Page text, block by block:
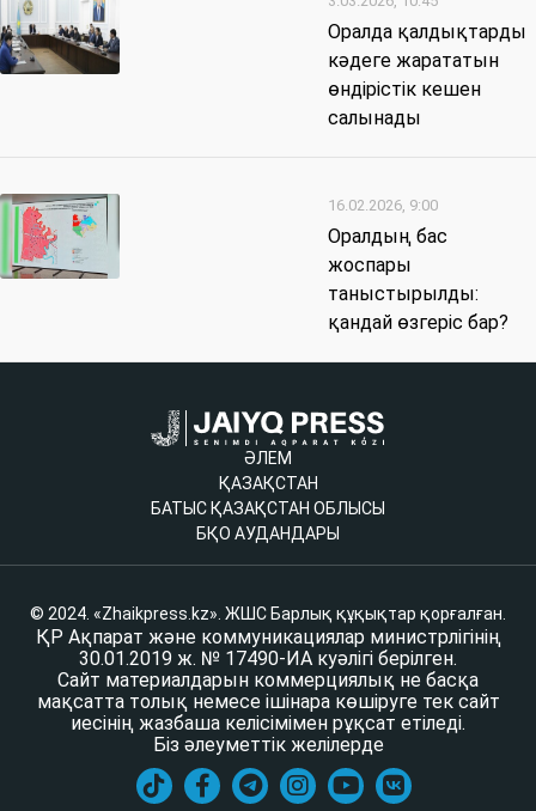
Оралда қалдықтарды
кәдеге жарататын
өндірістік кешен
салынады
16.02.2026, 9:00
Оралдың бас
жоспары
таныстырылды:
қандай өзгеріс бар?
ӘЛЕМ
ҚАЗАҚСТАН
БАТЫС ҚАЗАҚСТАН ОБЛЫСЫ
БҚО АУДАНДАРЫ
© 2024. «Zhaikpress.kz». ЖШС Барлық құқықтар қорғалған.
ҚР Ақпарат және коммуникациялар министрлігінің
30.01.2019 ж. № 17490-ИА куәлігі берілген.
Сайт материалдарын коммерциялық не басқа
мақсатта толық немесе ішінара көшіруге тек сайт
иесінің жазбаша келісімімен рұқсат етіледі.
Біз әлеуметтік желілерде